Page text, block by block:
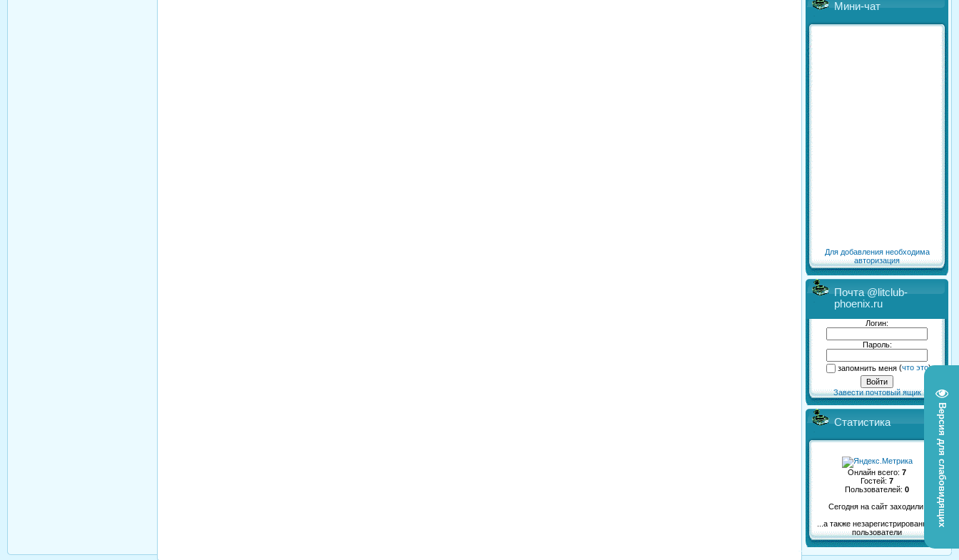
Версия для слабовидящих
Мини-чат
Для добавления необходима
авторизация
Почта @litclub-
phoenix.ru
Логин:
Пароль:
запомнить меня(что это)
Завести почтовый ящик
Статистика
Онлайн всего: 7
Гостей: 7
Пользователей: 0
Сегодня на сайт заходили:
...а также незарегистрированные
пользователи